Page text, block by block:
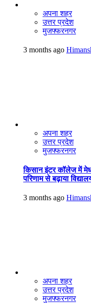
अपना शहर
उत्तर प्रदेश
मुजफ्फरनगर
3 months ago
अपना शहर
उत्तर प्रदेश
मुजफ्फरनगर
किसान इंटर कॉलेज में
परिणाम से बढ़ाया
3 months ago
अपना शहर
उत्तर प्रदेश
मुजफ्फरनगर